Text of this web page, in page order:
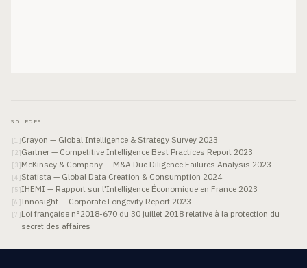
SOURCES
[1 ]Crayon — Global Intelligence & Strategy Survey 2023
[2]Gartner — Competitive Intelligence Best Practices Report 2023
[ 3]McKinsey & Company — M&A Due Diligence Failures Analysis 2023
[4 ]Statista — Global Data Creation & Consumption 2024
[5]IHEMI — Rapport sur l'Intelligence Économique en France 2023
[6 ]Innosight — Corporate Longevity Report 2023
[7 ]Loi française n°2018-670 du 30 juillet 2018 relative à la protection du
secret des affaires